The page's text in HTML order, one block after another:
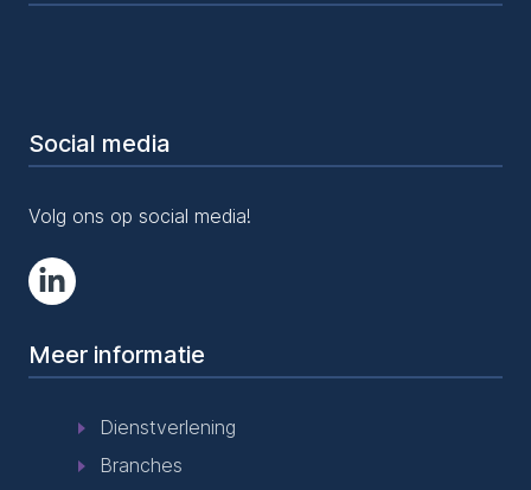
Social media
Volg ons op social media!
Meer informatie
Dienstverlening
Branches